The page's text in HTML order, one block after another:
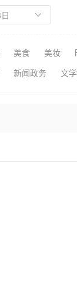
美食 美妆
新闻政务 文